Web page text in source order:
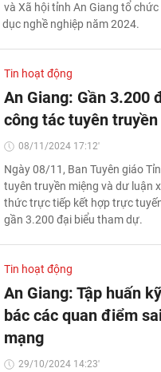
và Xã hội tỉnh An Giang tổ
nghề nghiệp năm 2024.
Tin hoạt động
An Giang: Gần 3.200
công tác tuyên
08/11/2024 17:12'
Ngày 08/11, Ban Tuyên giáo
tuyên truyền miệng và dư luận
thức trực tiếp kết hợp trực
gần 3.200 đại biểu tham dự.
Tin hoạt động
An Giang: Tập huấn
bác các quan điểm
mạng
29/10/2024 14:23'